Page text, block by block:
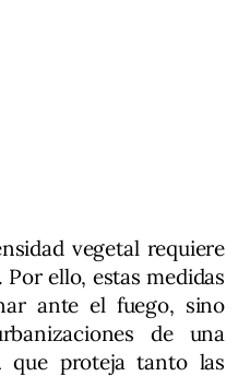
vegetal requiere
ello, estas medidas
ante el fuego, sino
de una
que proteja tanto las